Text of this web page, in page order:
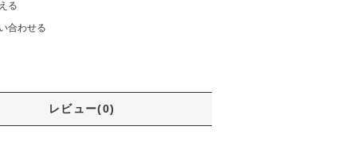
る
合わせる
レビュー(0)